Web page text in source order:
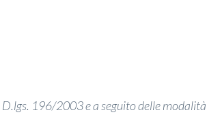
196/2003 e a seguito delle